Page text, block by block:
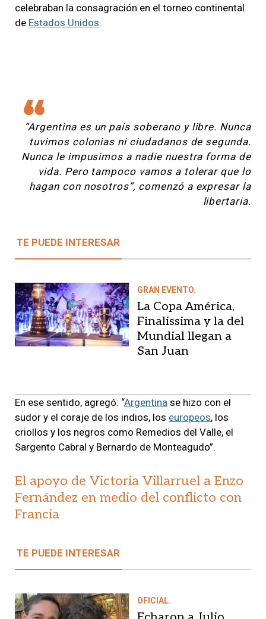
celebraban la consagración en el torneo continental
de Estados Unidos.
“Argentina es un país soberano y libre. Nunca
tuvimos colonias ni ciudadanos de segunda.
Nunca le impusimos a nadie nuestra forma de
vida. Pero tampoco vamos a tolerar que lo
hagan con nosotros”, comenzó a expresar la
libertaria.
TE PUEDE INTERESAR
GRAN EVENTO.
La Copa América,
Finalissima y la del
Mundial llegan a
San Juan
En ese sentido, agregó: “Argentina se hizo con el
sudor y el coraje de los indios, los europeos, los
criollos y los negros como Remedios del Valle, el
Sargento Cabral y Bernardo de Monteagudo”.
El apoyo de Victoria Villarruel a Enzo
Fernández en medio del conflicto con
Francia
TE PUEDE INTERESAR
OFICIAL.